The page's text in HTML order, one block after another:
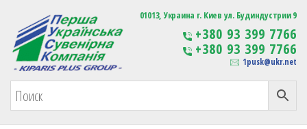
Первая Украинская Сувенирная Компания Изготовление
сувенирной продукции
с логотипом
01013, Украина г. Киев ул. Будиндустрии 9
+380 93 399 7766
+380 93 399 7766
1pusk@ukr.net